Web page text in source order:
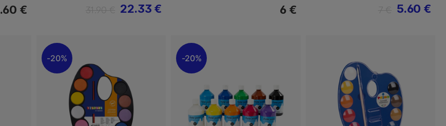
€ 22.33 € 6 € 5.60 €
20% 20%